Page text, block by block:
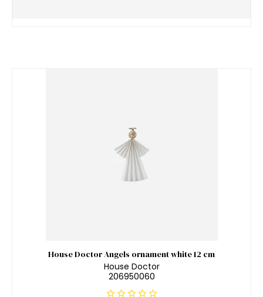
House Doctor Angels ornament white 12 cm
House Doctor
206950060